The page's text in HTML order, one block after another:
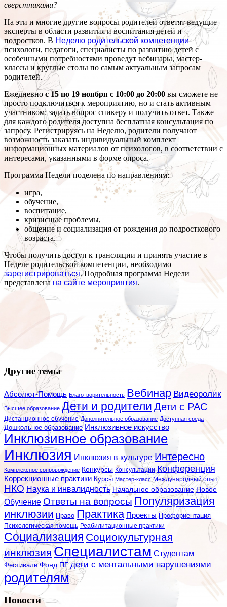
сверстниками?
На эти и многие другие вопросы родителей ответят ведущие
эксперты в области развития и воспитания детей и
подростков. В Неделю родительской компетенции
психологи, педагоги, специалисты по развитию детей с
особенными потребностями проведут вебинары, мастер-
классы и круглые столы по самым актуальным запросам
родителей.
Ежедневно с 15 по 19 ноября с 10:00 до 20:00 вы сможете не
просто подключиться к мероприятию, но и стать активным
участником: задать вопрос спикеру и получить ответ. Также
для каждого родителя доступна бесплатная консультация по
запросу. Регистрируясь на Неделю, родители получают
возможность заказать индивидуальный комплект
информационных материалов от психологов, в соответствии с
интересами, указанными в форме опроса.
Программа Недели поделена по направлениям:
игра,
обучение,
воспитание,
кризисные проблемы,
общение и социализация от рождения до подросткового
возраста.
Чтобы получить доступ к трансляции и принять участие в
Неделе родительской компетенции, необходимо
зарегистрироваться. Подробная программа Недели
представленана сайте мероприятия.
Другие темы
Абсолют-Помощь Благотворительность Вебинар Видеоролик
Высшее образование Дети и родители Дети с РАС
Дистанционное обучение Дополнительное образование Доступная среда
Дошкольное образование Инклюзивное искусство
Инклюзивное образование
Инклюзия Инклюзия в культуре Интересно
Комплексное сопровождение Конкурсы Консультации Конференция
Коррекционные практики Курсы Мастер-класс Международный опыт
НКО Наука и инвалидность Начальное образование Новое
Обучение Ответы на вопросы Популяризация
инклюзии Право Практика Проекты Профориентация
Психологическая помощь Реабилитационные практики
Социализация Социокультурная
инклюзия Специалистам Студентам
Фестивали Фонд ПГ дети с ментальными нарушениями
родителям
Новости